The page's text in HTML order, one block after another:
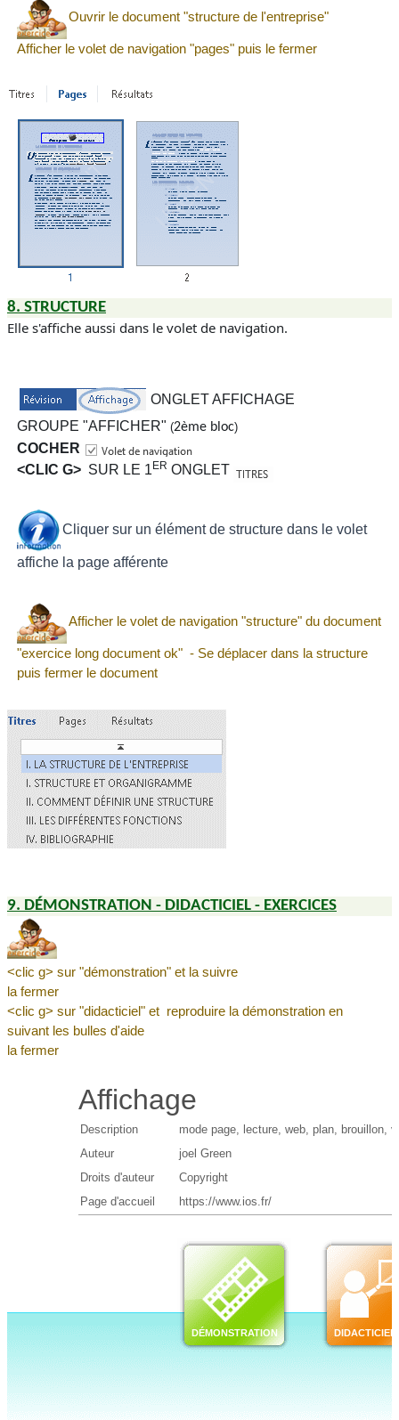
Ouvrir le document "structure de l'entreprise"
Afficher le volet de navigation "pages" puis le fermer
8. STRUCTURE
Elle s'affiche aussi dans le volet de navigation.
ONGLET AFFICHAGE
GROUPE "AFFICHER" (2ème bloc)
COCHER
<CLIC G> SUR LE 1ER ONGLET
Cliquer sur un élément de structure dans le volet
affiche la page afférente
Afficher le volet de navigation "structure" du document
"exercice long document ok" - Se déplacer dans la structure
puis fermer le document
9. DÉMONSTRATION - DIDACTICIEL - EXERCICES
<clic g> sur "démonstration" et la suivre
la fermer
<clic g> sur "didacticiel" et reproduire la démonstration en
suivant les bulles d'aide
la fermer